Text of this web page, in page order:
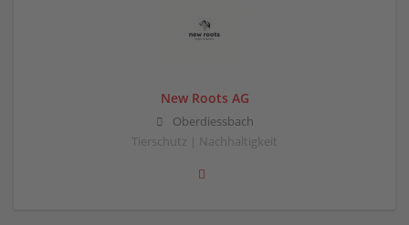
New Roots AG
Oberdiessbach
Tierschutz | Nachhaltigkeit